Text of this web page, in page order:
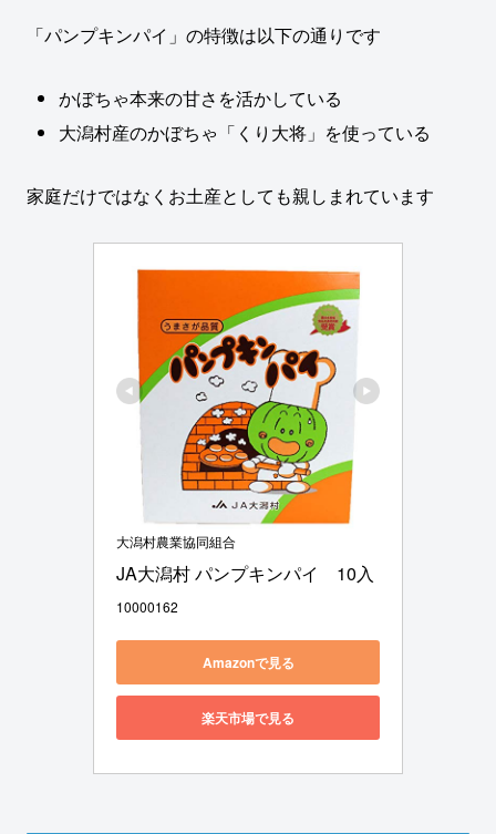
「パンプキンパイ」の特徴は以下の通りです
かぼちゃ本来の甘さを活かしている
大潟村産のかぼちゃ「くり大将」を使っている
家庭だけではなくお土産としても親しまれています
大潟村農業協同組合
JA大潟村 パンプキンパイ　10入
10000162
Amazonで見る
楽天市場で見る